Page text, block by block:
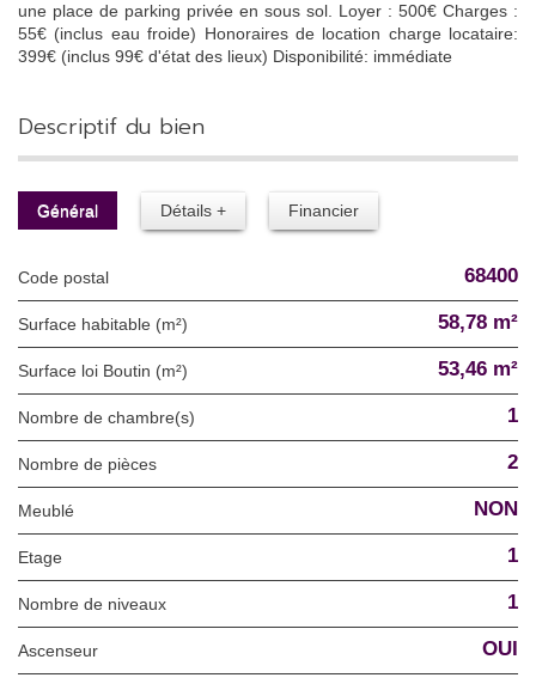
une place de parking privée en sous sol. Loyer : 500€ Charges :
55€ (inclus eau froide) Honoraires de location charge locataire:
399€ (inclus 99€ d'état des lieux) Disponibilité: immédiate
descriptif du bien
Général Détails + Financier
Code postal 68400
Surface habitable (m²) 58,78 m²
Surface loi Boutin (m²) 53,46 m²
Nombre de chambre(s) 1
Nombre de pièces 2
Meublé NON
Etage 1
Nombre de niveaux 1
Ascenseur OUI